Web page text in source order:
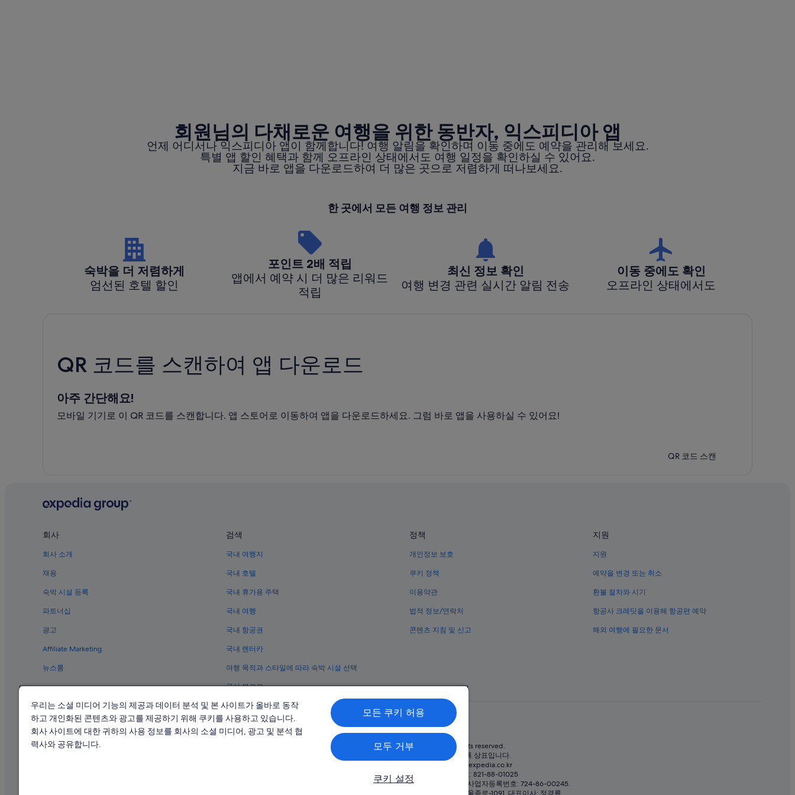
회원님의 다채로운 여행을 위한 동반자, 익스피디아 앱
언제 어디서나 익스피디아 앱이 함께합니다! 여행 알림을 확인하며 이동 중에도 예약을 관리해 보세요.
특별 앱 할인 혜택과 함께 오프라인 상태에서도 여행 일정을 확인하실 수 있어요.
지금 바로 앱을 다운로드하여 더 많은 곳으로 저렴하게 떠나보세요.
한 곳에서 모든 여행 정보 관리
숙박을 더 저렴하게
엄선된 호텔 할인
포인트 2배 적립
앱에서 예약 시 더 많은 리워드
적립
최신 정보 확인
여행 변경 관련 실시간 알림 전송
이동 중에도 확인
오프라인 상태에서도
QR 코드를 스캔하여 앱 다운로드
아주 간단해요!
모바일 기기로 이 QR 코드를 스캔합니다. 앱 스토어로 이동하여 앱을 다운로드하세요. 그럼 바로 앱을 사용하실 수 있어요!
QR 코드 스캔
회사
회사 소개
채용
숙박 시설 등록
파트너십
광고
Affiliate Marketing
뉴스룸
검색
국내 여행지
국내 호텔
국내 휴가용 주택
국내 여행
국내 항공권
국내 렌터카
여행 목적과 스타일에 따라 숙박 시설 선택
공식 블로그
정책
개인정보 보호
쿠키 정책
이용약관
법적 정보/연락처
콘텐츠 지침 및 신고
지원
지원
예약을 변경 또는 취소
환불 절차와 시기
항공사 크레딧을 이용해 항공편 예약
해외 여행에 필요한 문서
© 2026 Expedia, Inc., Expedia Group 계열사. All rights reserved.
Expedia 및 비행기 로고는 Expedia, Inc.의 상표 또는 등록 상표입니다.
분쟁 해결: 전화: 02-3480-0118, 이메일: travel@support.expedia.co.kr
트래블파트너익스체인지코리아 주식회사. 사업자등록번호: 821-88-01025
익스피디아트래블코리아 주식회사, 서울특별시 종로구 종로5길 7(청진동). 사업자등록번호: 724-86-00245.
우리는 소셜 미디어 기능의 제공과 데이터 분석 및 본 사이트가 올바로 동작
하고 개인화된 콘텐츠와 광고를 제공하기 위해 쿠키를 사용하고 있습니다.
회사 사이트에 대한 귀하의 사용 정보를 회사의 소셜 미디어, 광고 및 분석 협
력사와 공유합니다.
모든 쿠키 허용
모두 거부
쿠키 설정